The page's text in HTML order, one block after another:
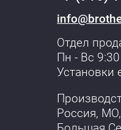
Отдел
Пн - Вс
Установки
Россия, МО,